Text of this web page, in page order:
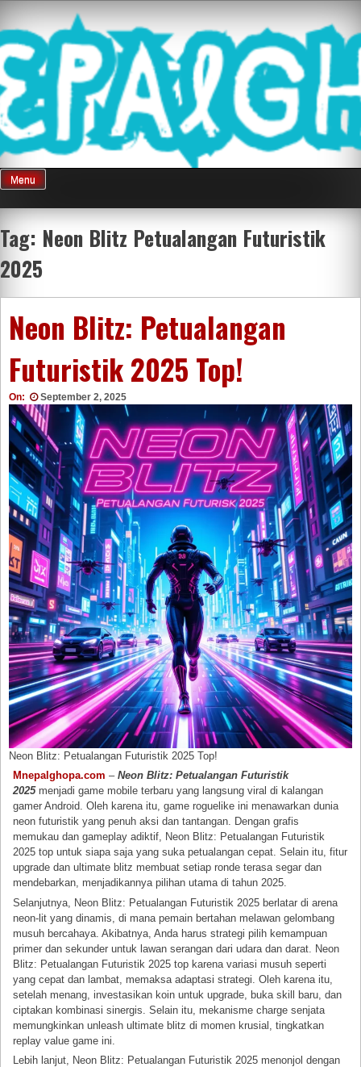
content
Mnepalghopa
Review Game
Terkini Paling
Seluruh Di
Indonesia
Menu
Tag: Neon Blitz Petualangan Futuristik
2025
Neon Blitz: Petualangan
Futuristik 2025 Top!
On: September 2, 2025
Neon Blitz: Petualangan Futuristik 2025 Top!
Mnepalghopa.com –Neon Blitz: Petualangan Futuristik
2025menjadi game mobile terbaru yang langsung viral di kalangan
gamer Android. Oleh karena itu, game roguelike ini menawarkan dunia
neon futuristik yang penuh aksi dan tantangan. Dengan grafis
memukau dan gameplay adiktif, Neon Blitz: Petualangan Futuristik
2025 top untuk siapa saja yang suka petualangan cepat. Selain itu, fitur
upgrade dan ultimate blitz membuat setiap ronde terasa segar dan
mendebarkan, menjadikannya pilihan utama di tahun 2025.
Selanjutnya, Neon Blitz: Petualangan Futuristik 2025 berlatar di arena
neon-lit yang dinamis, di mana pemain bertahan melawan gelombang
musuh bercahaya. Akibatnya, Anda harus strategi pilih kemampuan
primer dan sekunder untuk lawan serangan dari udara dan darat. Neon
Blitz: Petualangan Futuristik 2025 top karena variasi musuh seperti
yang cepat dan lambat, memaksa adaptasi strategi. Oleh karena itu,
setelah menang, investasikan koin untuk upgrade, buka skill baru, dan
ciptakan kombinasi sinergis. Selain itu, mekanisme charge senjata
memungkinkan unleash ultimate blitz di momen krusial, tingkatkan
replay value game ini.
Lebih lanjut, Neon Blitz: Petualangan Futuristik 2025 menonjol dengan